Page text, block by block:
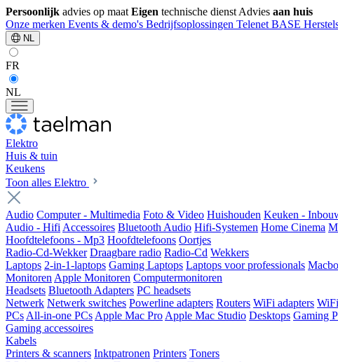
Persoonlijk advies op maat Eigen technische dienst Advies aan huis
Onze merken Events & demo's Bedrijfsoplossingen Telenet BASE
NL
FR
NL
Elektro
Huis & tuin
Keukens
Toon alles Elektro
Audio Computer - Multimedia Foto & Video Huishouden Keuken -
Audio - Hifi Accessoires Bluetooth Audio Hifi-Systemen Home Cinema
Hoofdtelefoons - Mp3 Hoofdtelefoons Oortjes
Radio-Cd-Wekker Draagbare radio Radio-Cd Wekkers
Laptops 2-in-1-laptops Gaming Laptops Laptops voor professionals
Monitoren Apple Monitoren Computermonitoren
Headsets Bluetooth Adapters PC headsets
Netwerk Netwerk switches Powerline adapters Routers WiFi adapters
PCs All-in-one PCs Apple Mac Pro Apple Mac Studio Desktops Gaming
Gaming accessoires
Kabels
Printers & scanners Inktpatronen Printers Toners